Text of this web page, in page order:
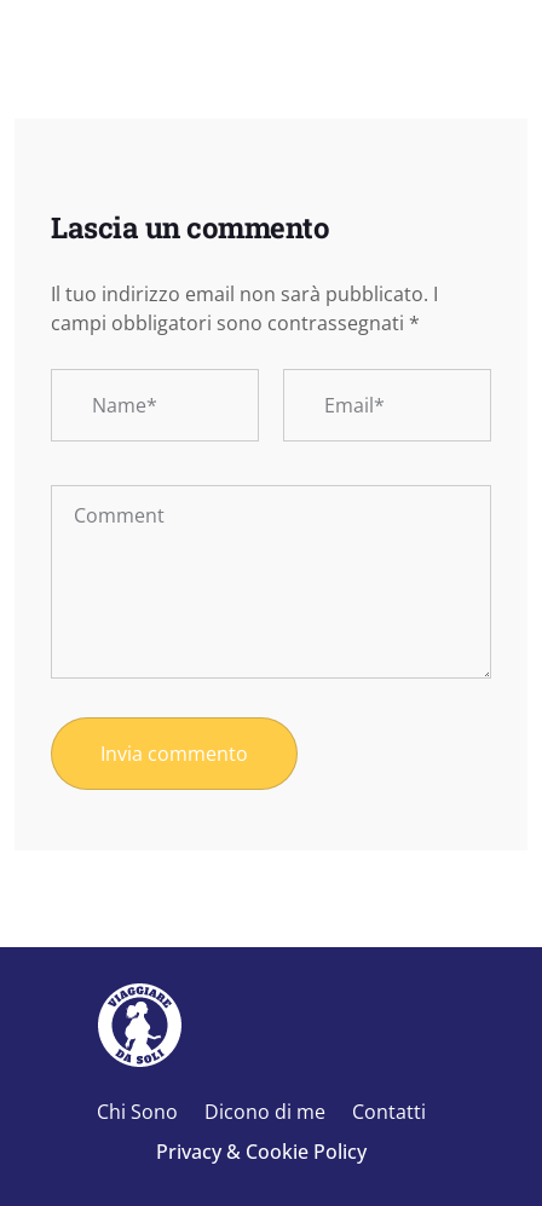
Lascia un commento
Il tuo indirizzo email non sarà pubblicato. I
campi obbligatori sono contrassegnati *
Chi Sono Dicono di me
Contatti
Privacy & Cookie Policy